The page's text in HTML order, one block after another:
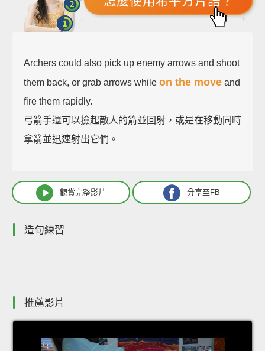
Archers could also pick up enemy arrows and shoot
them back, or grab arrows while on the move and
fire them rapidly.
弓箭手還可以撿起敵人的箭並回射，或是在移動同時
拿箭並迅速射出它們。
觀賞完整影片 分享至FB
造句練習
推薦影片